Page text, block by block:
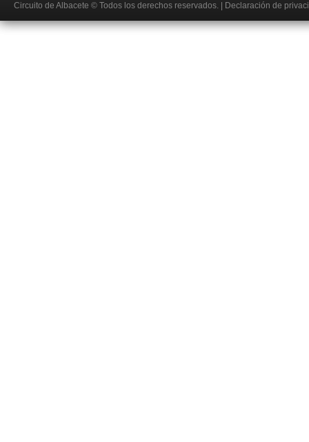
Circuito de Albacete © Todos los derechos reservados. Declaración de